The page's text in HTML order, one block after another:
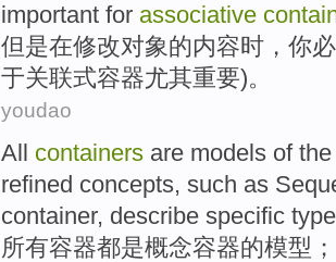
important for associative
但是在修改对象的内容时 ， 你
于关联式容器尤其重要)。
youdao
All containers are models of
refined concepts, such as
container, describe specific
所有容器都是概念容器的模型 ；